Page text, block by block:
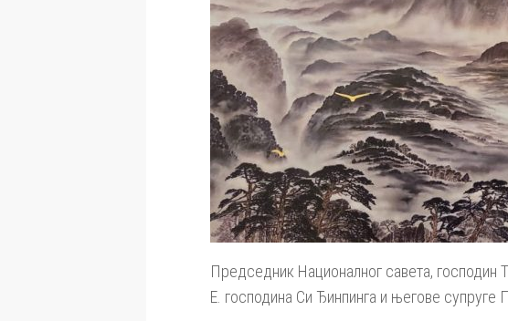
Председник Националног савета,
Е. господина Си Ђинпинга и његове супруге